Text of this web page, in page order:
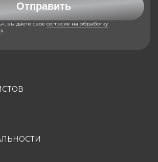
Отправить
вы даете свое согласие на обработку